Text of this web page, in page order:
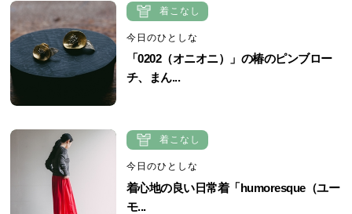
着こなし
今日のひとしな
「0202（オニオニ）」の椿のピンブロー
チ、まん...
着こなし
今日のひとしな
着心地の良い日常着「humoresque（ユー
モ...